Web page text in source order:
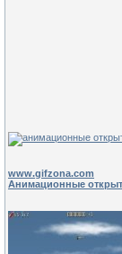
www.gifzona.com
Анимационные